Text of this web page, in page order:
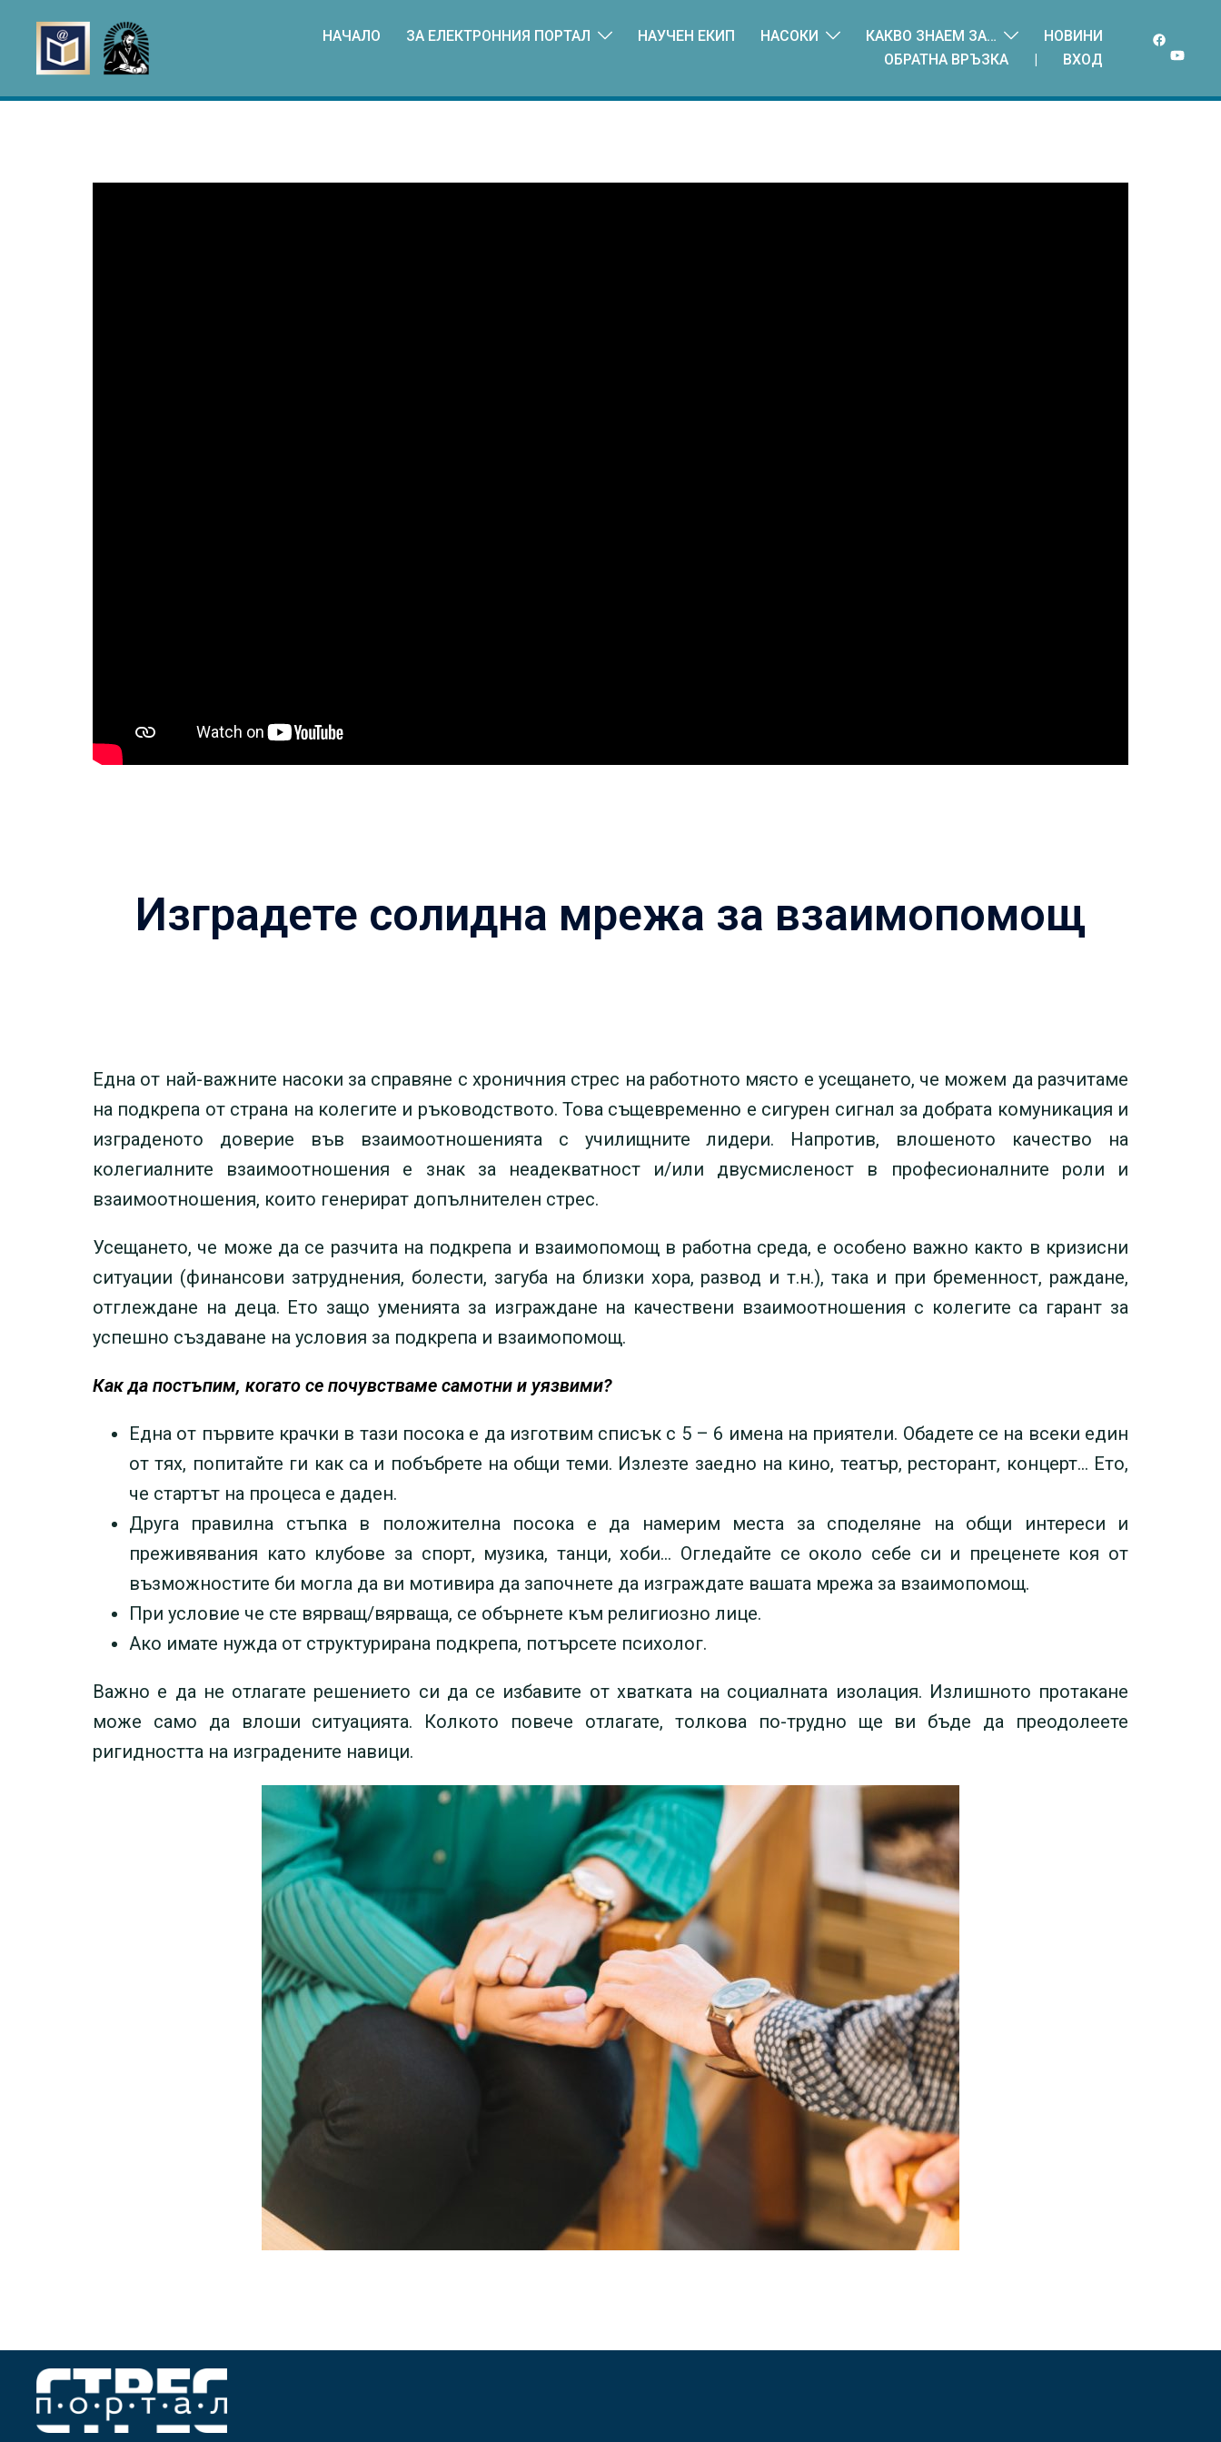
НАЧАЛО ЗА ЕЛЕКТРОННИЯ ПОРТАЛ НАУЧЕН ЕКИП НАСОКИ КАКВО ЗНАЕМ ЗА…
НОВИНИ
ОБРАТНА ВРЪЗКА
| ВХОД
Изградете солидна мрежа за взаимопомощ
Една от най-важните насоки за справяне с хроничния стрес на работното място е усещането, че можем да разчитаме
на подкрепа от страна на колегите и ръководството. Това същевременно е сигурен сигнал за добрата комуникация и
изграденото доверие във взаимоотношенията с училищните лидери. Напротив, влошеното качество на
колегиалните взаимоотношения е знак за неадекватност и/или двусмисленост в професионалните роли и
взаимоотношения, които генерират допълнителен стрес.
Усещането, че може да се разчита на подкрепа и взаимопомощ в работна среда, е особено важно както в кризисни
ситуации (финансови затруднения, болести, загуба на близки хора, развод и т.н.), така и при бременност, раждане,
отглеждане на деца. Ето защо уменията за изграждане на качествени взаимоотношения с колегите са гарант за
успешно създаване на условия за подкрепа и взаимопомощ.
Как да постъпим, когато се почувстваме самотни и уязвими?
Една от първите крачки в тази посока е да изготвим списък с 5 – 6 имена на приятели. Обадете се на всеки един
от тях, попитайте ги как са и побъбрете на общи теми. Излезте заедно на кино, театър, ресторант, концерт… Ето,
че стартът на процеса е даден.
Друга правилна стъпка в положителна посока е да намерим места за споделяне на общи интереси и
преживявания като клубове за спорт, музика, танци, хоби… Огледайте се около себе си и преценете коя от
възможностите би могла да ви мотивира да започнете да изграждате вашата мрежа за взаимопомощ.
При условие че сте вярващ/вярваща, се обърнете към религиозно лице.
Ако имате нужда от структурирана подкрепа, потърсете психолог.
Важно е да не отлагате решението си да се избавите от хватката на социалната изолация. Излишното протакане
може само да влоши ситуацията. Колкото повече отлагате, толкова по-трудно ще ви бъде да преодолеете
ригидността на изградените навици.